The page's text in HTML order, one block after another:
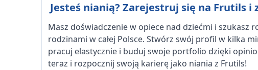
Jesteś nianią? Zarejestruj się na Frutils i
Masz doświadczenie w opiece nad dziećmi i szukasz
rodzinami w całej Polsce. Stwórz swój profil w kilka
pracuj elastycznie i buduj swoje portfolio dzięki
teraz i rozpocznij swoją karierę jako niania z Frutils!